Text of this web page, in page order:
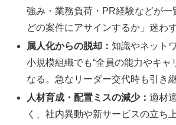
強み・業務負荷・PR経験などが一
どの案件にアサインするか」迷わ
属人化からの脱却：知識やネット
小規模組織でも“全員の能力やキャ
なる。急なリーダー交代時も引き
人材育成・配置ミスの減少：適材
く、社内異動や新サービスの立ち